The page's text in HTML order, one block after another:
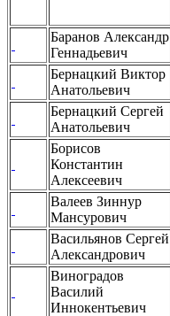
Баранов Александр
Геннадьевич
Бернацкий Виктор
Анатольевич
Бернацкий Сергей
Анатольевич
Борисов
Константин
Алексеевич
Валеев Зиннур
Мансурович
Васильянов Сергей
Александрович
Виноградов
Василий
Иннокентьевич